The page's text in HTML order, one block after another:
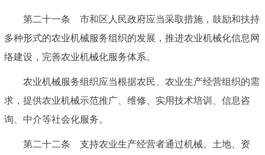
第二十一条 市和区人民政府应当采取措施，鼓励和扶持
多种形式的农业机械服务组织的发展，推进农业机械化信息网
络建设，完善农业机械化服务体系。
农业机械服务组织应当根据农民、农业生产经营组织的需
求，提供农业机械示范推广、维修、实用技术培训、信息咨
询、中介等社会化服务。
第二十二条 支持农业生产经营者通过机械、土地、资